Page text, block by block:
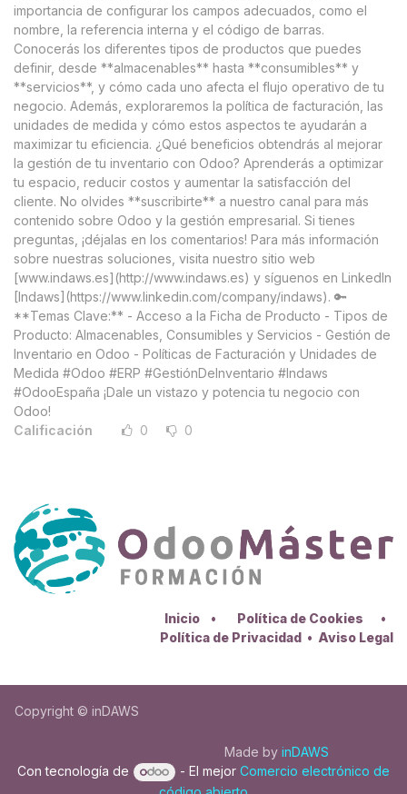
importancia de configurar los campos adecuados, como el
nombre, la referencia interna y el código de barras.
Conocerás los diferentes tipos de productos que puedes
definir, desde **almacenables** hasta **consumibles** y
**servicios**, y cómo cada uno afecta el flujo operativo de tu
negocio. Además, exploraremos la política de facturación, las
unidades de medida y cómo estos aspectos te ayudarán a
maximizar tu eficiencia. ¿Qué beneficios obtendrás al mejorar
la gestión de tu inventario con Odoo? Aprenderás a optimizar
tu espacio, reducir costos y aumentar la satisfacción del
cliente. No olvides **suscribirte** a nuestro canal para más
contenido sobre Odoo y la gestión empresarial. Si tienes
preguntas, ¡déjalas en los comentarios! Para más información
sobre nuestras soluciones, visita nuestro sitio web
[www.indaws.es](http://www.indaws.es) y síguenos en LinkedIn
[Indaws](https://www.linkedin.com/company/indaws). 🔑
**Temas Clave:** - Acceso a la Ficha de Producto - Tipos de
Producto: Almacenables, Consumibles y Servicios - Gestión de
Inventario en Odoo - Políticas de Facturación y Unidades de
Medida #Odoo #ERP #GestiónDeInventario #Indaws
#OdooEspaña ¡Dale un vistazo y potencia tu negocio con
Odoo!
Calificación
0 0
Inicio • Política de Cookies
•
Política de Privacidad • Aviso Legal
Copyright © inDAWS
Made by inDAWS
Con tecnología de
- El mejorComercio electrónico de